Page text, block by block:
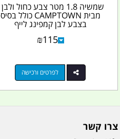
מבית CAMPTOWN כולל בסיס
בצבע לבן קמפינג לייף
₪115
לפרטים ורכישה
צרו קשר